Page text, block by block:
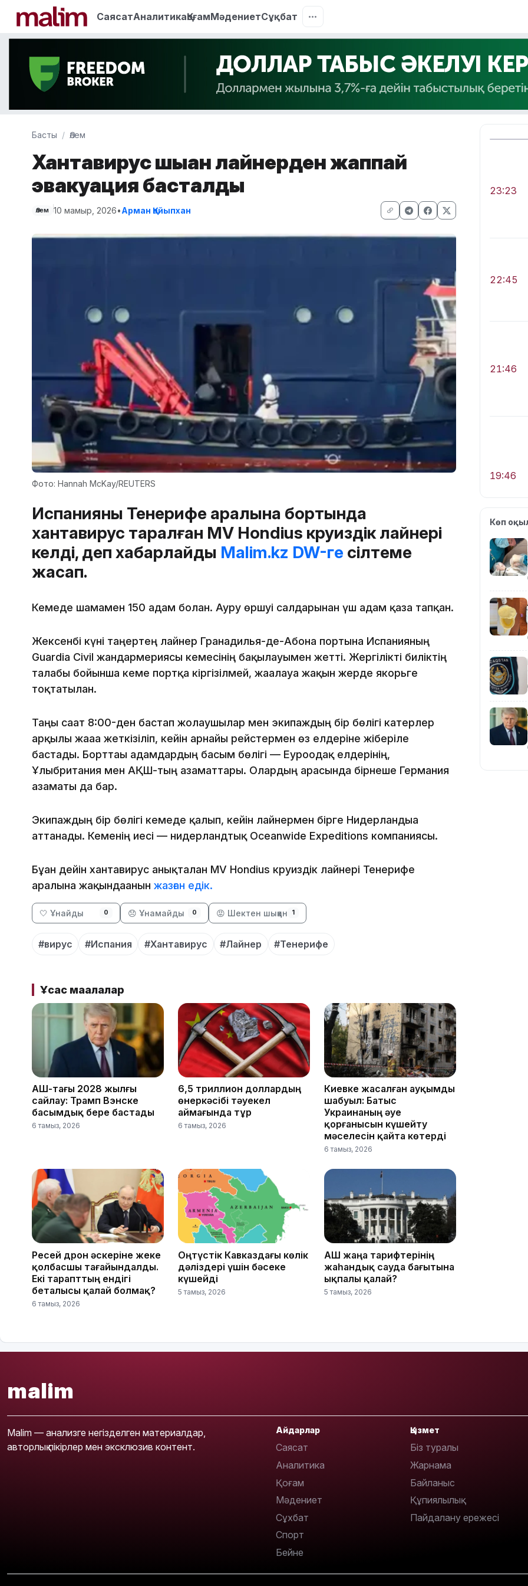
СаясатАналитикаҚоғамМәдениетСұқбат
Басты Әлем
Хантавирус шыққан лайнерден жаппай
эвакуация басталды
Әлем 10 мамыр, 2026•Арман Қайыпхан
Фото: Hannah McKay/REUTERS
Испанияның Тенерифе аралына бортында
хантавирус таралған MV Hondius круиздік лайнері
келді, деп хабарлайды Malim.kz DW-ге сілтеме
жасап.
Кемеде шамамен 150 адам болған. Ауру өршуі салдарынан үш адам қаза тапқан.
Жексенбі күні таңертең лайнер Гранадилья-де-Абона портына Испанияның
Guardia Civil жандармериясы кемесінің бақылауымен жетті. Жергілікті биліктің
талабы бойынша кеме портқа кіргізілмей, жағалауға жақын жерде якорьге
тоқтатылған.
Таңғы сағат 8:00-ден бастап жолаушылар мен экипаждың бір бөлігі катерлер
арқылы жағаға жеткізіліп, кейін арнайы рейстермен өз елдеріне жіберіле
бастады. Борттағы адамдардың басым бөлігі — Еуроодақ елдерінің,
Ұлыбритания мен АҚШ-тың азаматтары. Олардың арасында бірнеше Германия
азаматы да бар.
Экипаждың бір бөлігі кемеде қалып, кейін лайнермен бірге Нидерландыға
аттанады. Кеменің иесі — нидерландтық Oceanwide Expeditions компаниясы.
Бұған дейін хантавирус анықталған MV Hondius круиздік лайнері Тенерифе
аралына жақындағанын жазған едік.
🤍 Ұнайды 0 😞 Ұнамайды 0 😡 Шектен шыққан 1
#вирус #Испания #Хантавирус #Лайнер #Тенерифе
Ұқсас мақалалар
АҚШ-тағы 2028 жылғы
сайлау: Трамп Вэнске
басымдық бере бастады
6 тамыз, 2026
6,5 триллион доллардың
өнеркәсібі тәуекел
аймағында тұр
6 тамыз, 2026
Киевке жасалған ауқымды
шабуыл: Батыс
Украинаның әуе
қорғанысын күшейту
мәселесін қайта көтерді
6 тамыз, 2026
Ресей дрон әскеріне жеке
қолбасшы тағайындалды.
Екі тарапттың ендігі
беталысы қалай болмақ?
6 тамыз, 2026
Оңтүстік Кавказдағы көлік
дәліздері үшін бәсеке
күшейді
5 тамыз, 2026
АҚШ жаңа тарифтерінің
жаһандық сауда бағытына
ықпалы қалай?
5 тамыз, 2026
23:23
22:45
21:46
19:46
Көп
malim
Malim — анализге негізделген материалдар,
авторлық пікірлер мен эксклюзив контент.
Айдарлар
Саясат
Аналитика
Қоғам
Мәдениет
Сұхбат
Спорт
Бейне
Қызмет
Біз туралы
Жарнама
Байланыс
Құпиялылық
Пайдалану ережесі